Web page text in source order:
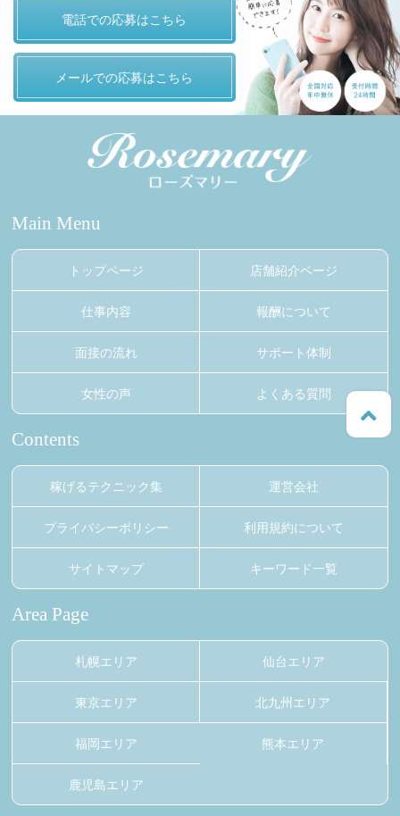
電話での応募はこちら
メールでの応募はこちら
Main Menu
トップページ 店舗紹介ページ
仕事内容 報酬について
面接の流れ サポート体制
女性の声 よくある質問
Contents
稼げるテクニック集 運営会社
プライバシーポリシー 利用規約について
サイトマップ キーワード一覧
Area Page
札幌エリア 仙台エリア
東京エリア 北九州エリア
福岡エリア 熊本エリア
鹿児島エリア